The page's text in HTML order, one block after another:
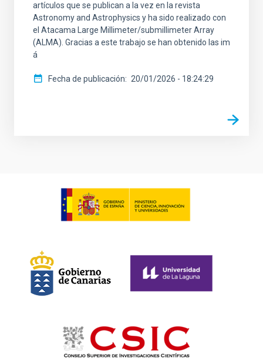
artículos que se publican a la vez en la revista
Astronomy and Astrophysics y ha sido realizado con
el Atacama Large Millimeter/submillimeter Array
(ALMA). Gracias a este trabajo se han obtenido las im
á
Fecha de publicación 20/01/2026 - 18:24:29